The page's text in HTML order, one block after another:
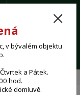
v bývalém objektu
a Pátek.
hod.
domluvě.